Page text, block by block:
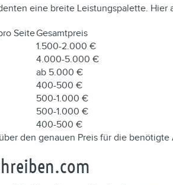
eine breite Leistungspalette.
SeiteGesamtpreis
1.500-2.000 €
4.000-5.000 €
ab 5.000 €
400-500 €
500-1.000 €
500-1.000 €
400-500 €
den genauen Preis für die